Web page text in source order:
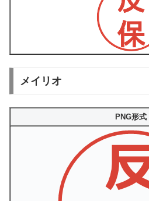
メイリオ
PNG形式